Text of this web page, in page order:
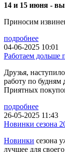
14 и 15 июня -
Приносим
подробнее
04-06-2025 10:01
Работаем дольше
Друзья,
работу по будням
Приятных
подробнее
26-05-2025 11:43
Новинки сезона
Новинки сезона
лучшее для